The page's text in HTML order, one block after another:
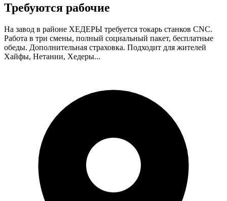
Требуются рабочие
На завод в районе ХЕДЕРЫ требуется токарь станков CNC.
Работа в три смены, полный социальный пакет, бесплатные
обеды. Дополнительная страховка. Подходит для жителей
Хайфы, Нетании, Хедеры...